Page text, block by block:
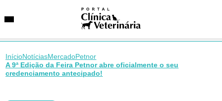
InícioNotíciasMercadoPetnor
A 9ª Edição da Feira Petnor abre oficialmente o seu
credenciamento antecipado!